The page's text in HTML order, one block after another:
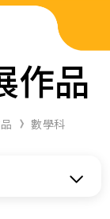
作品
數學科